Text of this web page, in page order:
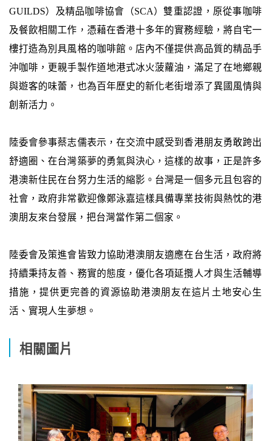
GUILDS）及精品咖啡協會（SCA）雙重認證，原從事咖啡
及餐飲相關工作，憑藉在香港十多年的實務經驗，將自宅一
樓打造為別具風格的咖啡館。店內不僅提供高品質的精品手
沖咖啡，更親手製作道地港式冰火菠蘿油，滿足了在地鄉親
與遊客的味蕾，也為百年歷史的新化老街增添了異國風情與
創新活力。
陸委會參事蔡志儒表示，在交流中感受到香港朋友勇敢跨出
舒適圈、在台灣築夢的勇氣與決心，這樣的故事，正是許多
港澳新住民在台努力生活的縮影。台灣是一個多元且包容的
社會，政府非常歡迎像鄭泳嘉這樣具備專業技術與熱忱的港
澳朋友來台發展，把台灣當作第二個家。
陸委會及策進會皆致力協助港澳朋友適應在台生活，政府將
持續秉持友善、務實的態度，優化各項延攬人才與生活輔導
措施，提供更完善的資源協助港澳朋友在這片土地安心生
活、實現人生夢想。
相關圖片